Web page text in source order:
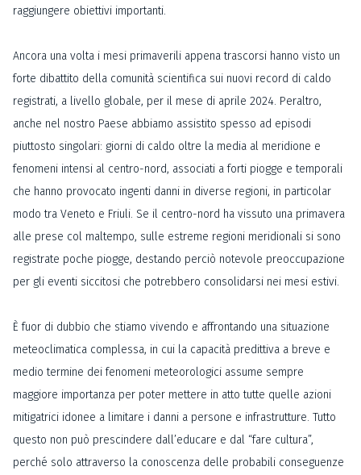
raggiungere obiettivi importanti.
Ancora una volta i mesi primaverili appena trascorsi hanno visto un
forte dibattito della comunità scientifica sui nuovi record di caldo
registrati, a livello globale, per il mese di aprile 2024. Peraltro,
anche nel nostro Paese abbiamo assistito spesso ad episodi
piuttosto singolari: giorni di caldo oltre la media al meridione e
fenomeni intensi al centro-nord, associati a forti piogge e temporali
che hanno provocato ingenti danni in diverse regioni, in particolar
modo tra Veneto e Friuli. Se il centro-nord ha vissuto una primavera
alle prese col maltempo, sulle estreme regioni meridionali si sono
registrate poche piogge, destando perciò notevole preoccupazione
per gli eventi siccitosi che potrebbero consolidarsi nei mesi estivi.
È fuor di dubbio che stiamo vivendo e affrontando una situazione
meteoclimatica complessa, in cui la capacità predittiva a breve e
medio termine dei fenomeni meteorologici assume sempre
maggiore importanza per poter mettere in atto tutte quelle azioni
mitigatrici idonee a limitare i danni a persone e infrastrutture. Tutto
questo non può prescindere dall’educare e dal “fare cultura”,
perché solo attraverso la conoscenza delle probabili conseguenze